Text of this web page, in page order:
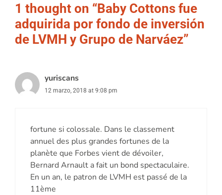
1 thought on “Baby Cottons fue
adquirida por fondo de inversión
de LVMH y Grupo de Narváez”
yuriscans
12 marzo, 2018 at 9:08 pm
fortune si colossale. Dans le classement
annuel des plus grandes fortunes de la
planète que Forbes vient de dévoiler,
Bernard Arnault a fait un bond spectaculaire.
En un an, le patron de LVMH est passé de la
11ème